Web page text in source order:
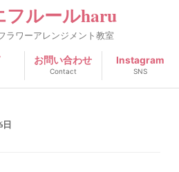
フルールharu
ラワーアレンジメント教室
お問い合わせ
Contact
Instagram
SNS
日